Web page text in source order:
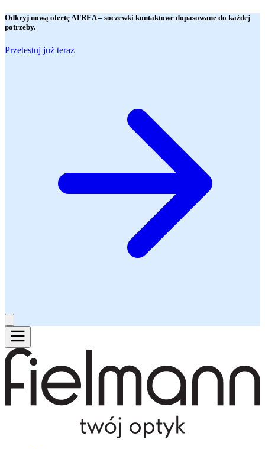
Odkryj nową ofertęATREA– soczewki kontaktowe dopasowane do każdej
potrzeby.
Przetestuj już teraz